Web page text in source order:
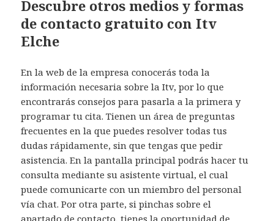
Descubre otros medios y formas
de contacto gratuito con Itv
Elche
En la web de la empresa conocerás toda la
información necesaria sobre la Itv, por lo que
encontrarás consejos para pasarla a la primera y
programar tu cita. Tienen un área de preguntas
frecuentes en la que puedes resolver todas tus
dudas rápidamente, sin que tengas que pedir
asistencia. En la pantalla principal podrás hacer tu
consulta mediante su asistente virtual, el cual
puede comunicarte con un miembro del personal
vía chat. Por otra parte, si pinchas sobre el